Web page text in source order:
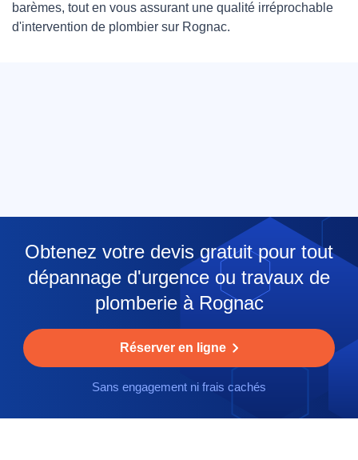
barèmes, tout en vous assurant une qualité irréprochable
d'intervention de plombier sur Rognac.
Obtenez votre devis gratuit pour tout
dépannage d'urgence ou travaux de
plomberie à Rognac
Réserver en ligne
Sans engagement ni frais cachés